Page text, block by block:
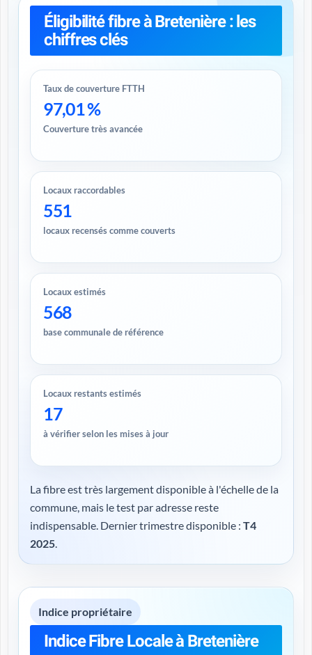
Éligibilité fibre à Bretenière : les
chiffres clés
Taux de couverture FTTH
97,01 %
Couverture très avancée
Locaux raccordables
551
locaux recensés comme couverts
Locaux estimés
568
base communale de référence
Locaux restants estimés
17
à vérifier selon les mises à jour
La fibre est très largement disponible à l'échelle de la
commune, mais le test par adresse reste
indispensable. Dernier trimestre disponible : T4
2025.
Indice propriétaire
Indice Fibre Locale à Bretenière